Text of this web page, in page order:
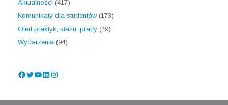
Aktualności (417)
Komunikaty dla studentów(173)
Ofert praktyk, stażu, pracy (49)
Wydarzenia (94)
Facebook
Twitter
YouTube
LinkedIn
Instagram